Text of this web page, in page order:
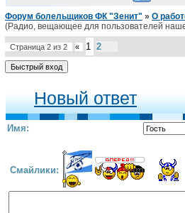
Форум болельщиков ФК "Зенит" » О
(Радио, вещающее для пользователей
Страница 2 из 2 « 1 2
Новый ответ
Имя:
Смайлики: